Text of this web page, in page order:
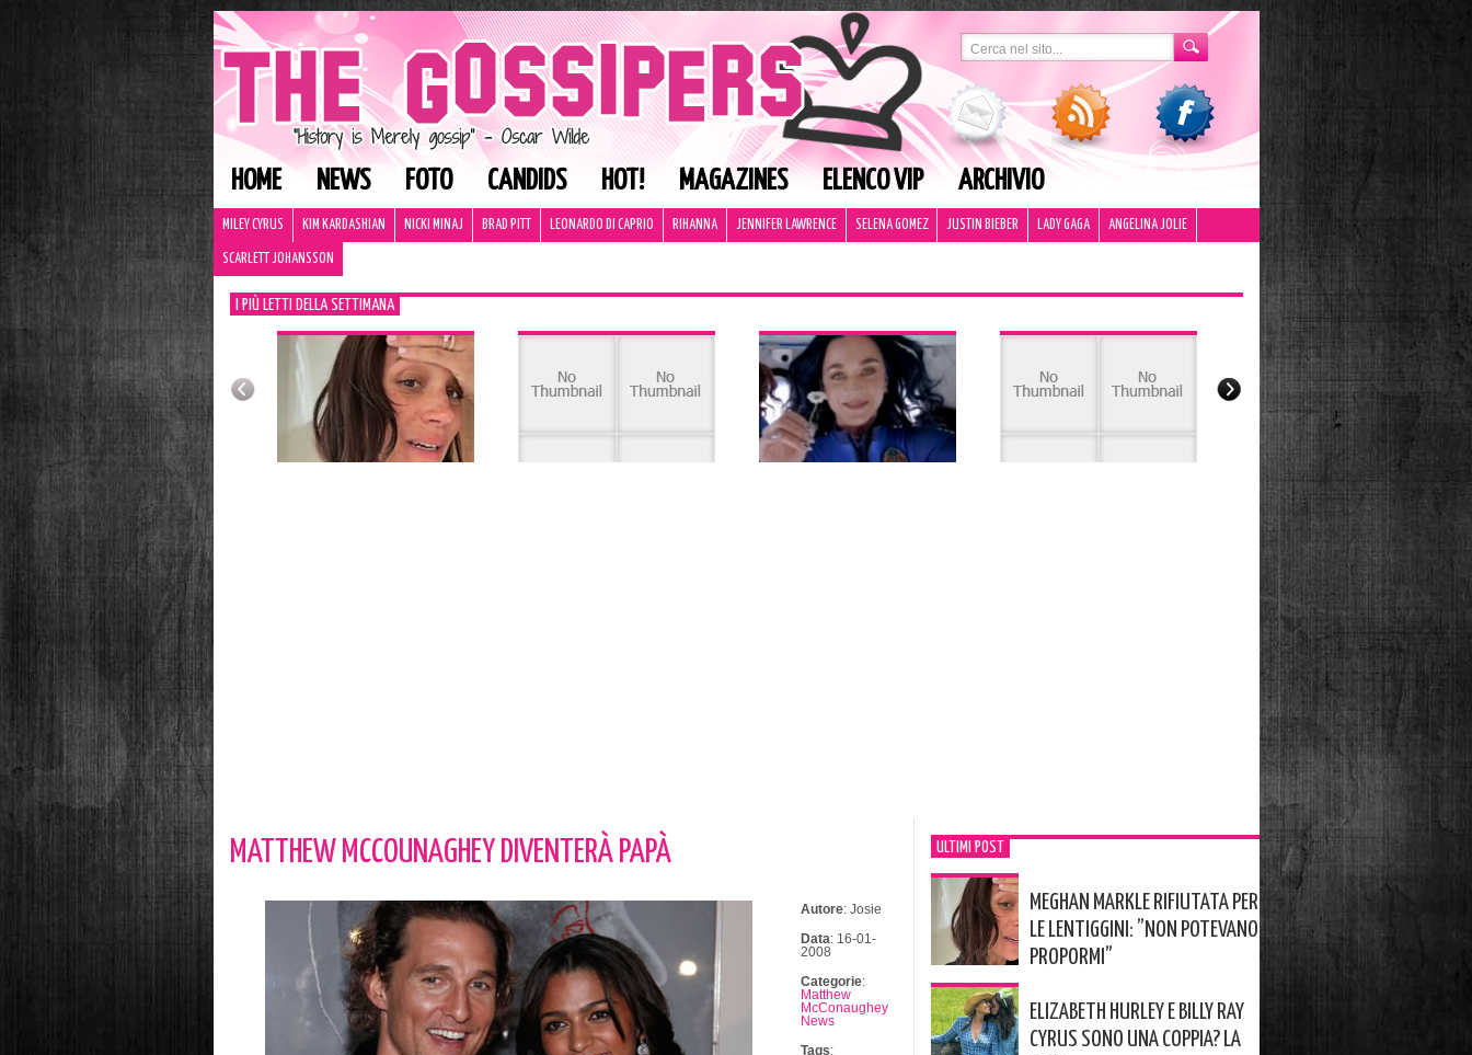
HOME NEWS FOTO CANDIDS HOT! MAGAZINES ELENCO VIP ARCHIVIO
MILEY CYRUS KIM KARDASHIAN NICKI MINAJ BRAD PITT LEONARDO DI CAPRIO RIHANNA JENNIFER LAWRENCE SELENA GOMEZ JUSTIN BIEBER LADY GAGA ANGELINA JOLIE
SCARLETT JOHANSSON
I PIÙ LETTI DELLA SETTIMANA
MATTHEW MCCOUNAGHEY DIVENTERÀ PAPÀ
Autore: Josie
Data: 16-01-
2008
Categorie:
Matthew
McConaughey
News
Tags:
ULTIMI POST
MEGHAN MARKLE RIFIUTATA PER
LE LENTIGGINI: ”NON POTEVANO
PROPORMI”
ELIZABETH HURLEY E BILLY RAY
CYRUS SONO UNA COPPIA? LA